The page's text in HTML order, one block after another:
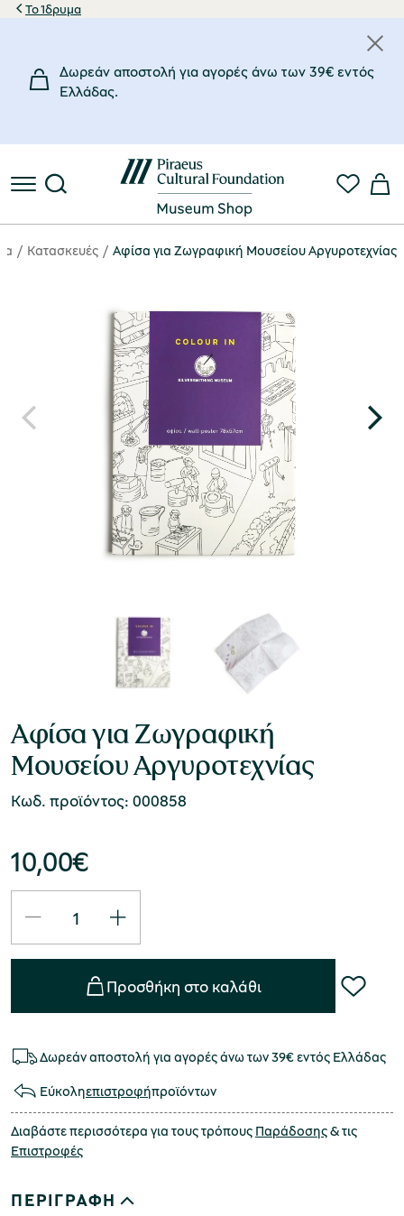
Το Ίδρυμα
Δωρεάν αποστολή για αγορές άνω των 39€ εντός
Eλλάδας.
Κατασκευές Αφίσα για Ζωγραφική Μουσείου Αργυροτεχνίας
Αφίσα για Ζωγραφική
Μουσείου Αργυροτεχνίας
Κωδ. προϊόντος: 000858
10,00€
Προσθήκη στο καλάθι
Δωρεάν αποστολή για αγορές άνω των 39€ εντός Ελλάδας
Εύκοληεπιστροφήπροϊόντων
Διαβάστε περισσότερα για τους τρόπους Παράδοσης& τις
Επιστροφές
ΠΕΡΙΓΡΑΦΗ